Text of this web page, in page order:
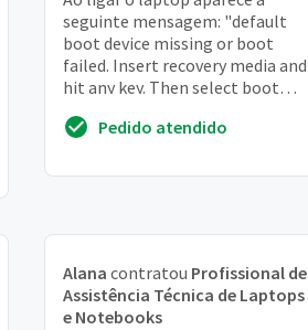
seguinte mensagem: "default
boot device missing or boot
failed. Insert recovery media and
hit any key. Then select boot
device or ...
Pedido atendido
Alana contratou Profissional de
Assistência Técnica de Laptops
e Notebooks